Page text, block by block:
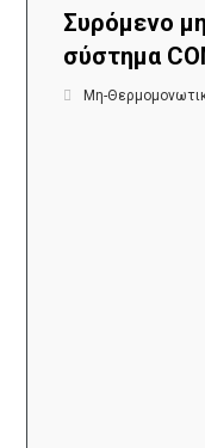
Συρόμενο
σύστημα
Μη-